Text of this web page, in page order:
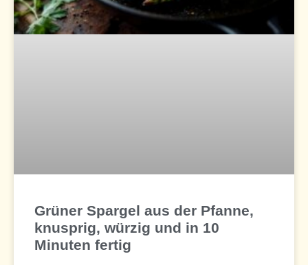
Grüner Spargel aus der Pfanne,
knusprig, würzig und in 10
Minuten fertig